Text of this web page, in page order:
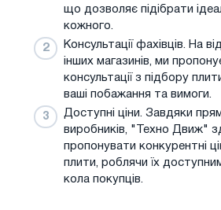
що дозволяє підібрати
кожного.
Консультації фахівців. На
інших магазинів, ми
консультації з підбору
ваші побажання та вимоги.
Доступні ціни. Завдяки
виробників, "Техно Движ"
пропонувати конкурентні
плити, роблячи їх
кола покупців.